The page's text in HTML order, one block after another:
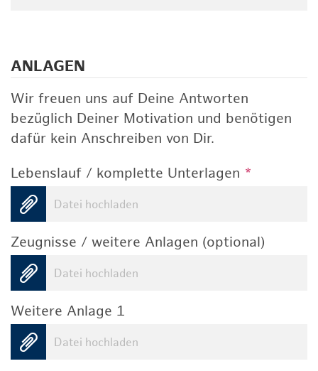
ANLAGEN
Wir freuen uns auf Deine Antworten
bezüglich Deiner Motivation und benötigen
dafür kein Anschreiben von Dir.
Lebenslauf / komplette Unterlagen *
Datei hochladen
Zeugnisse / weitere Anlagen (optional)
Datei hochladen
Weitere Anlage 1
Datei hochladen